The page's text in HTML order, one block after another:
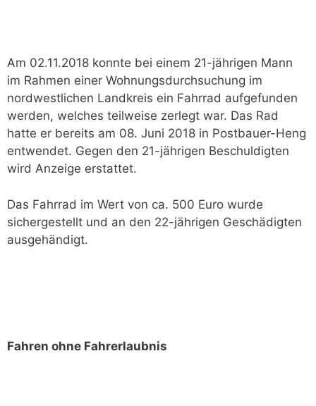
Am 02.11.2018 konnte bei einem 21-jährigen Mann
im Rahmen einer Wohnungsdurchsuchung im
nordwestlichen Landkreis ein Fahrrad aufgefunden
werden, welches teilweise zerlegt war. Das Rad
hatte er bereits am 08. Juni 2018 in Postbauer-Heng
entwendet. Gegen den 21-jährigen Beschuldigten
wird Anzeige erstattet.
Das Fahrrad im Wert von ca. 500 Euro wurde
sichergestellt und an den 22-jährigen Geschädigten
ausgehändigt.
Fahren ohne Fahrerlaubnis